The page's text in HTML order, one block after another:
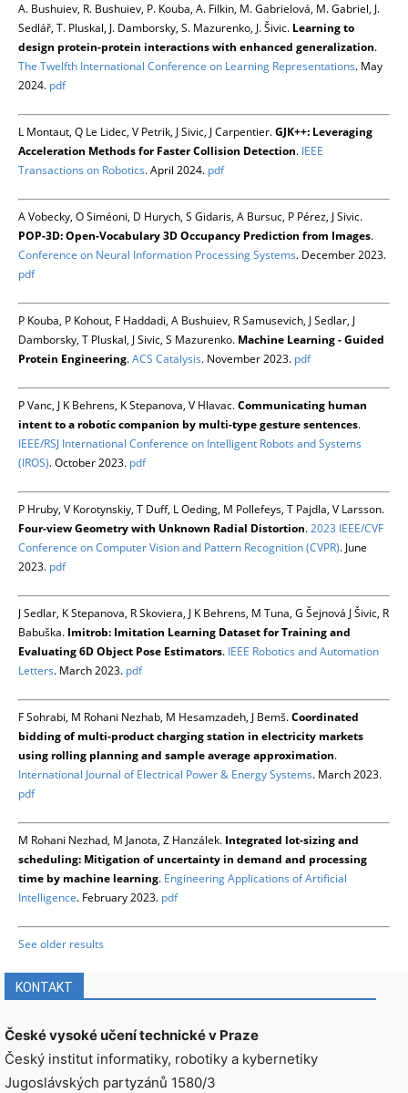
A. Bushuiev, R. Bushuiev, P. Kouba, A. Filkin, M. Gabrielová, M. Gabriel, J.
Sedlář, T. Pluskal, J. Damborsky, S. Mazurenko, J. Šivic. Learning to
design protein-protein interactions with enhanced generalization.
The Twelfth International Conference on Learning Representations. May
2024. pdf
L Montaut, Q Le Lidec, V Petrik, J Sivic, J Carpentier.GJK++: Leveraging
Acceleration Methods for Faster Collision Detection. IEEE
Transactions on Robotics. April 2024. pdf
A Vobecky, O Siméoni, D Hurych, S Gidaris, A Bursuc, P Pérez, J Sivic.
POP-3D: Open-Vocabulary 3D Occupancy Prediction from Images.
Conference on Neural Information Processing Systems. December 2023.
pdf
P Kouba, P Kohout, F Haddadi, A Bushuiev, R Samusevich, J Sedlar, J
Damborsky, T Pluskal, J Sivic, S Mazurenko. Machine Learning - Guided
Protein Engineering.ACS Catalysis. November 2023. pdf
P Vanc, J K Behrens, K Stepanova, V Hlavac.Communicating human
intent to a robotic companion by multi-type gesture sentences.
IEEE/RSJ International Conference on Intelligent Robots and Systems
(IROS). October 2023. pdf
P Hruby, V Korotynskiy, T Duff, L Oeding, M Pollefeys, T Pajdla, V Larsson.
Four-view Geometry with Unknown Radial Distortion.2023 IEEE/CVF
Conference on Computer Vision and Pattern Recognition (CVPR). June
2023. pdf
J Sedlar, K Stepanova, R Skoviera, J K Behrens, M Tuna, G Šejnová J Šivic, R
Babuška. Imitrob: Imitation Learning Dataset for Training and
Evaluating 6D Object Pose Estimators. IEEE Robotics and Automation
Letters. March 2023. pdf
F Sohrabi, M Rohani Nezhab, M Hesamzadeh, J Bemš.Coordinated
bidding of multi-product charging station in electricity markets
using rolling planning and sample average approximation.
International Journal of Electrical Power & Energy Systems. March 2023.
pdf
M Rohani Nezhad, M Janota, Z Hanzálek. Integrated lot-sizing and
scheduling: Mitigation of uncertainty in demand and processing
time by machine learning. Engineering Applications of Artificial
Intelligence. February 2023. pdf
See older results
KONTAKT
České vysoké učení technické v Praze
Český institut informatiky, robotiky a kybernetiky
Jugoslávských partyzánů 1580/3